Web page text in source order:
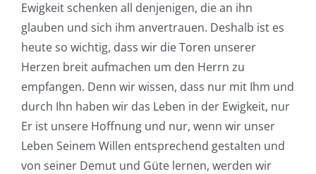
Ewigkeit schenken all denjenigen, die an ihn
glauben und sich ihm anvertrauen. Deshalb ist es
heute so wichtig, dass wir die Toren unserer
Herzen breit aufmachen um den Herrn zu
empfangen. Denn wir wissen, dass nur mit Ihm und
durch Ihn haben wir das Leben in der Ewigkeit, nur
Er ist unsere Hoffnung und nur, wenn wir unser
Leben Seinem Willen entsprechend gestalten und
von seiner Demut und Güte lernen, werden wir